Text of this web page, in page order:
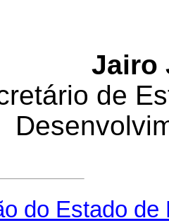
Jairo
de
do Estado de